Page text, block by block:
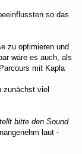
so das
zu optimieren und
wäre es auch, als
mit Kapla
zunächst viel
bitte den Sound
laut -